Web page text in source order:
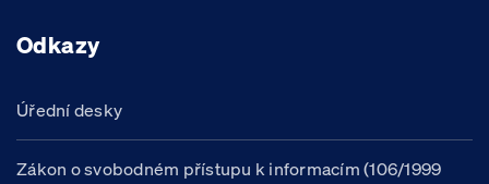
Odkazy
Úřední desky
Zákon o svobodném přístupu k informacím (106/1999